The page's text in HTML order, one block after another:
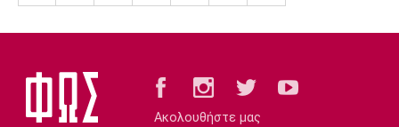
Γιουνάιτεντ
Ακολουθήστε μας